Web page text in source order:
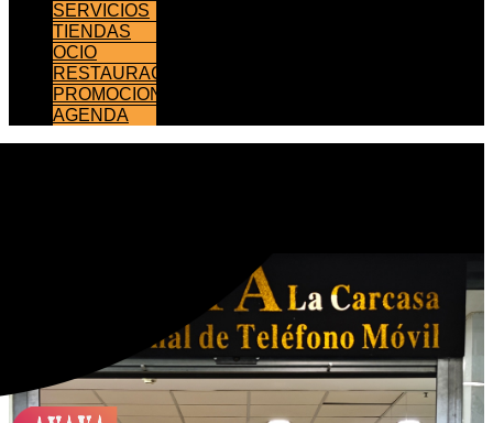
SERVICIOS
TIENDAS
OCIO
RESTAURACIÓN
PROMOCIONES
AGENDA